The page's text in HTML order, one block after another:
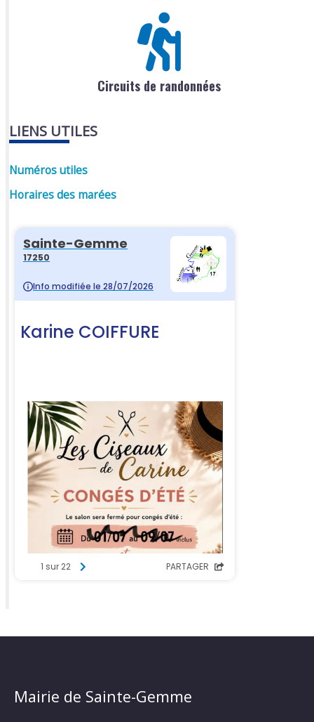
Circuits de randonnées
LIENS UTILES
Numéros utiles
Horaires des marées
Mairie de Sainte-Gemme